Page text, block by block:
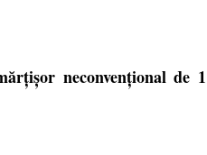
neconvențional de 1